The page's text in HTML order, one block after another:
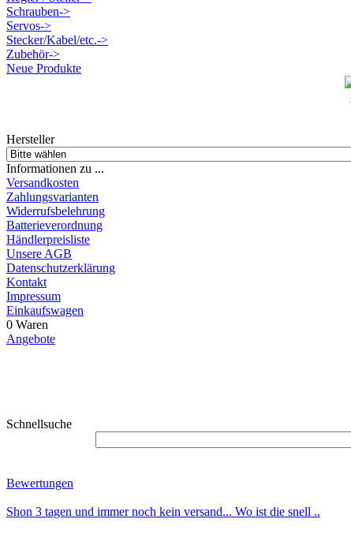
Schrauben->
Servos->
Stecker/Kabel/etc.->
Zubehör->
Neue Produkte
Hersteller
Informationen zu ...
Versandkosten
Zahlungsvarianten
Widerrufsbelehrung
Batterieverordnung
Händlerpreisliste
Unsere AGB
Datenschutzerklärung
Kontakt
Impressum
Einkaufswagen
0 Waren
Angebote
Schnellsuche
Bewertungen
Shon 3 tagen und immer noch kein versand... Wo ist die snell ..